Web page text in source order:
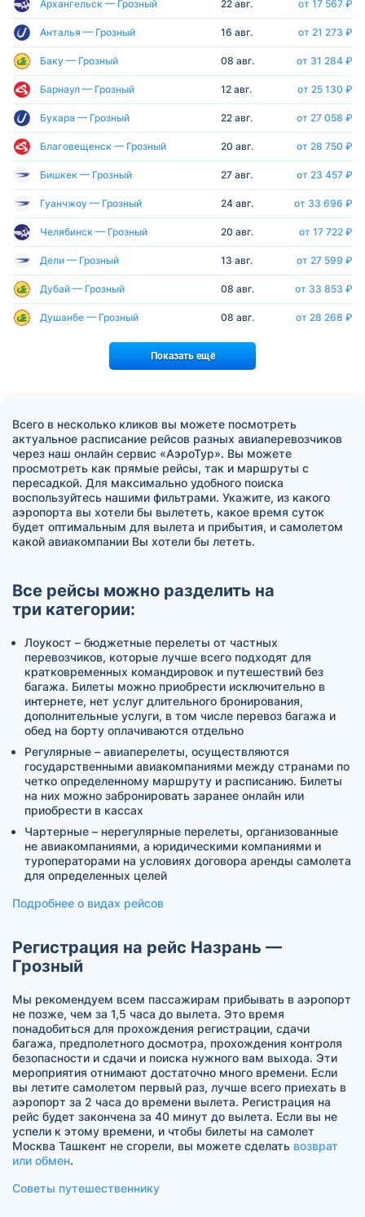
Архангельск — Грозный 22 авг. от 17 567 ₽
Анталья — Грозный 16 авг. от 21 273 ₽
Баку — Грозный 08 авг. от 31 284 ₽
Барнаул — Грозный 12 авг. от 25 130 ₽
Бухара — Грозный 22 авг. от 27 058 ₽
Благовещенск — Грозный 20 авг. от 28 750 ₽
Бишкек — Грозный 27 авг. от 23 457 ₽
Гуанчжоу — Грозный 24 авг. от 33 696 ₽
Челябинск — Грозный 20 авг. от 17 722 ₽
Дели — Грозный 13 авг. от 27 599 ₽
Дубай — Грозный 08 авг. от 33 853 ₽
Душанбе — Грозный 08 авг. от 28 268 ₽
Показать ещё
Всего в несколько кликов вы можете посмотреть
актуальное расписание рейсов разных авиаперевозчиков
через наш онлайн сервис «АэроТур». Вы можете
просмотреть как прямые рейсы, так и маршруты с
пересадкой. Для максимально удобного поиска
воспользуйтесь нашими фильтрами. Укажите, из какого
аэропорта вы хотели бы вылететь, какое время суток
будет оптимальным для вылета и прибытия, и самолетом
какой авиакомпании Вы хотели бы лететь.
Все рейсы можно разделить на
три категории:
Лоукост – бюджетные перелеты от частных
перевозчиков, которые лучше всего подходят для
кратковременных командировок и путешествий без
багажа. Билеты можно приобрести исключительно в
интернете, нет услуг длительного бронирования,
дополнительные услуги, в том числе перевоз багажа и
обед на борту оплачиваются отдельно
Регулярные – авиаперелеты, осуществляются
государственными авиакомпаниями между странами по
четко определенному маршруту и расписанию. Билеты
на них можно забронировать заранее онлайн или
приобрести в кассах
Чартерные – нерегулярные перелеты, организованные
не авиакомпаниями, а юридическими компаниями и
туроператорами на условиях договора аренды самолета
для определенных целей
Подробнее о видах рейсов
Регистрация на рейс Назрань —
Грозный
Мы рекомендуем всем пассажирам прибывать в аэропорт
не позже, чем за 1,5 часа до вылета. Это время
понадобиться для прохождения регистрации, сдачи
багажа, предполетного досмотра, прохождения контроля
безопасности и сдачи и поиска нужного вам выхода. Эти
мероприятия отнимают достаточно много времени. Если
вы летите самолетом первый раз, лучше всего приехать в
аэропорт за 2 часа до времени вылета. Регистрация на
рейс будет закончена за 40 минут до вылета. Если вы не
успели к этому времени, и чтобы билеты на самолет
Москва Ташкент не сгорели, вы можете сделать возврат
или обмен.
Советы путешественнику